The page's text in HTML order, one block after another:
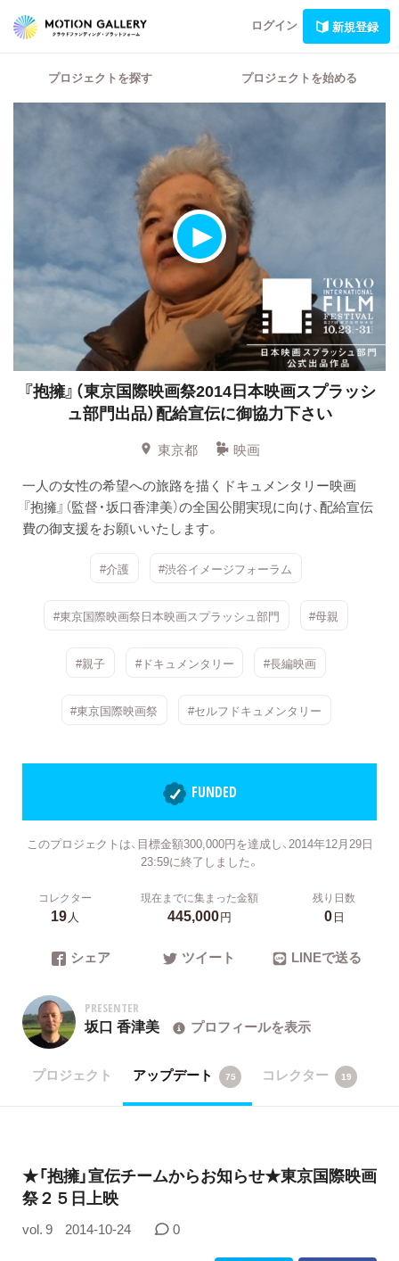
ログイン 新規登録
プロジェクトを探す プロジェクトを始める
『抱擁』（東京国際映画祭2014日本映画スプラッシ
ュ部門出品）配給宣伝に御協力下さい
東京都
映画
一人の女性の希望への旅路を描くドキュメンタリー映画
『抱擁』（監督・坂口香津美）の全国公開実現に向け、配給宣伝
費の御支援をお願いいたします。
#介護 #渋谷イメージフォーラム
#東京国際映画祭日本映画スプラッシュ部門 #母親
#親子 #ドキュメンタリー #長編映画
#東京国際映画祭 #セルフドキュメンタリー
FUNDED
このプロジェクトは、目標金額300,000円を達成し、2014年12月29日
23:59に終了しました。
コレクター
19人
現在までに集まった金額
445,000円
残り日数
0日
シェア ツイート LINEで送る
PRESENTER
坂口 香津美 プロフィールを表示
プロジェクト アップデート 75 コレクター 19
★「抱擁」宣伝チームからお知らせ★東京国際映画
祭２５日上映
vol. 9 2014-10-24 0